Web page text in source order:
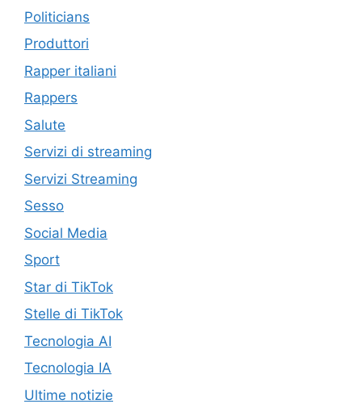
Politicians
Produttori
Rapper italiani
Rappers
Salute
Servizi di streaming
Servizi Streaming
Sesso
Social Media
Sport
Star di TikTok
Stelle di TikTok
Tecnologia AI
Tecnologia IA
Ultime notizie